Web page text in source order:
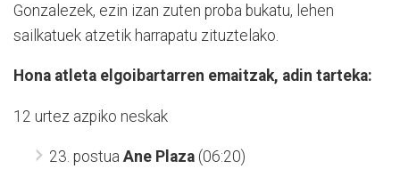
Gonzalezek, ezin izan zuten proba bukatu, lehen
sailkatuek atzetik harrapatu zituztelako.
Hona atleta elgoibartarren emaitzak, adin tarteka:
12 urtez azpiko neskak
23. postua Ane Plaza (06:20)